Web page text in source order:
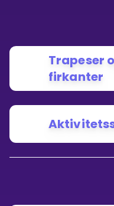
Trapeser
firkanter